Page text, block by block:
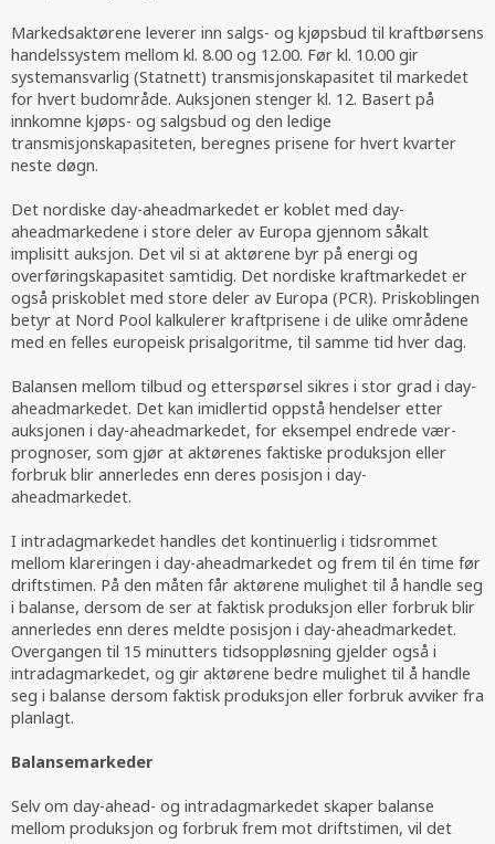
Markedsaktørene leverer inn salgs- og kjøpsbud til kraftbørsens
handelssystem mellom kl. 8.00 og 12.00. Før kl. 10.00 gir
systemansvarlig (Statnett) transmisjonskapasitet til markedet
for hvert budområde. Auksjonen stenger kl. 12. Basert på
innkomne kjøps- og salgsbud og den ledige
transmisjonskapasiteten, beregnes prisene for hvert kvarter
neste døgn.
Det nordiske day-aheadmarkedet er koblet med day-
aheadmarkedene i store deler av Europa gjennom såkalt
implisitt auksjon. Det vil si at aktørene byr på energi og
overføringskapasitet samtidig. Det nordiske kraftmarkedet er
også priskoblet med store deler av Europa (PCR). Priskoblingen
betyr at Nord Pool kalkulerer kraftprisene i de ulike områdene
med en felles europeisk prisalgoritme, til samme tid hver dag.
Balansen mellom tilbud og etterspørsel sikres i stor grad i day-
aheadmarkedet. Det kan imidlertid oppstå hendelser etter
auksjonen i day-aheadmarkedet, for eksempel endrede vær-
prognoser, som gjør at aktørenes faktiske produksjon eller
forbruk blir annerledes enn deres posisjon i day-
aheadmarkedet.
I intradagmarkedet handles det kontinuerlig i tidsrommet
mellom klareringen i day-aheadmarkedet og frem til én time før
driftstimen. På den måten får aktørene mulighet til å handle seg
i balanse, dersom de ser at faktisk produksjon eller forbruk blir
annerledes enn deres meldte posisjon i day-aheadmarkedet.
Overgangen til 15 minutters tidsoppløsning gjelder også i
intradagmarkedet, og gir aktørene bedre mulighet til å handle
seg i balanse dersom faktisk produksjon eller forbruk avviker fra
planlagt.
Balansemarkeder
Selv om day-ahead- og intradagmarkedet skaper balanse
mellom produksjon og forbruk frem mot driftstimen, vil det